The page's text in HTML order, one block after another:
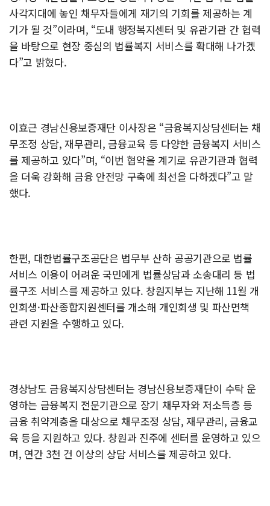
사각지대에 놓인 채무자들에게 재기의 기회를 제공하는 계
기가 될 것”이라며, “도내 행정복지센터 및 유관기관 간 협력
을 바탕으로 현장 중심의 법률복지 서비스를 확대해 나가겠
다”고 밝혔다.
이효근 경남신용보증재단 이사장은 “금융복지상담센터는 채
무조정 상담, 재무관리, 금융교육 등 다양한 금융복지 서비스
를 제공하고 있다”며, “이번 협약을 계기로 유관기관과 협력
을 더욱 강화해 금융 안전망 구축에 최선을 다하겠다”고 말
했다.
한편, 대한법률구조공단은 법무부 산하 공공기관으로 법률
서비스 이용이 어려운 국민에게 법률상담과 소송대리 등 법
률구조 서비스를 제공하고 있다. 창원지부는 지난해 11월 개
인회생·파산종합지원센터를 개소해 개인회생 및 파산면책
관련 지원을 수행하고 있다.
경상남도 금융복지상담센터는 경남신용보증재단이 수탁 운
영하는 금융복지 전문기관으로 장기 채무자와 저소득층 등
금융 취약계층을 대상으로 채무조정 상담, 재무관리, 금융교
육 등을 지원하고 있다. 창원과 진주에 센터를 운영하고 있으
며, 연간 3천 건 이상의 상담 서비스를 제공하고 있다.